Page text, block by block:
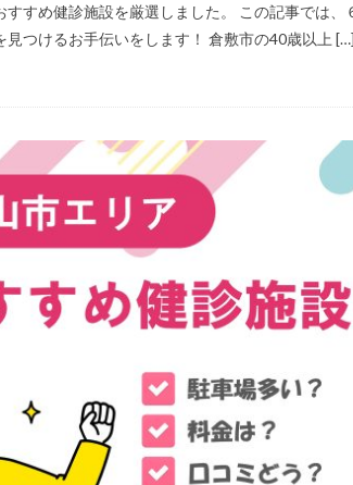
すめ健診施設を厳選しました。 この記事では、
見つけるお手伝いをします！ 倉敷市の40歳以上 […]